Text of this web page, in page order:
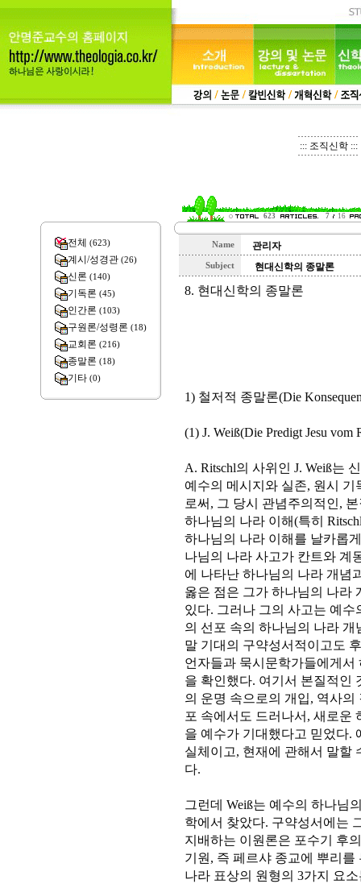
::: 조직신학 :::
623 7 16
전체 (623)
계시/성경관 (26)
신론 (140)
기독론 (45)
인간론 (103)
구원론/성령론 (18)
교회론 (216)
종말론 (18)
기타 (0)
Name 관리자
Subject 현대신학의 종말론
8. 현대신학의 종말론
1) 철저적 종말론(Die
(1) J. Weiß(Die Predigt Jesu vom
A. Ritschl의 사위인 J. Weiß는
예수의 메시지와 실존, 원시
로써, 그 당시 관념주의적인,
하나님의 나라 이해(특히
하나님의 나라 이해를 날카롭
나님의 나라 사고가 칸트와 계
에 나타난 하나님의 나라 개념
옳은 점은 그가 하나님의 나라
있다. 그러나 그의 사고는 예
의 선포 속의 하나님의 나라
말 기대의 구약성서적이고도
언자들과 묵시문학가들에게
을 확인했다. 여기서 본질적인
의 운명 속으로의 개입, 역사
포 속에서도 드러나서, 새로운
을 예수가 기대했다고 믿었다.
실체이고, 현재에 관해서 말할
다.
그런데 Weiß는 예수의 하나님
학에서 찾았다. 구약성서에는
지배하는 이원론은 포수기 후
기원, 즉 페르샤 종교에 뿌리
나라 표상의 원형의 3가지 요